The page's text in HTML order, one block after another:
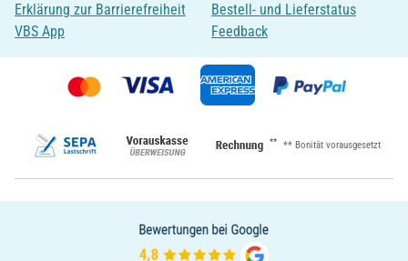
Erklärung zur Barrierefreiheit
VBS App
Bestell- und Lieferstatus
Feedback
** ** Bonität vorausgesetzt